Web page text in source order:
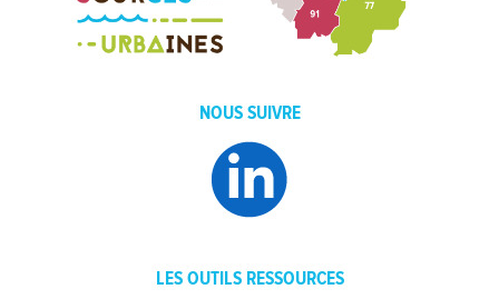
NOUS SUIVRE
LES OUTILS RESSOURCES